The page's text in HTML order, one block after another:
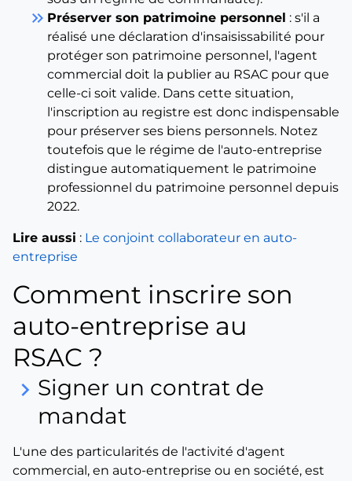
keyboard_double_arrow_right Préserver son patrimoine personnel : s'il a
réalisé une déclaration d'insaisissabilité pour
protéger son patrimoine personnel, l'agent
commercial doit la publier au RSAC pour que
celle-ci soit valide. Dans cette situation,
l'inscription au registre est donc indispensable
pour préserver ses biens personnels. Notez
toutefois que le régime de l'auto-entreprise
distingue automatiquement le patrimoine
professionnel du patrimoine personnel depuis
2022.
Lire aussi : Le conjoint collaborateur en auto-
entreprise
Comment inscrire son
auto-entreprise au
RSAC ?
keyboard_arrow_right Signer un contrat de
mandat
L'une des particularités de l'activité d'agent
commercial, en auto-entreprise ou en société, est